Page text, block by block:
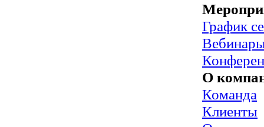
График
О
Команда
Клиенты